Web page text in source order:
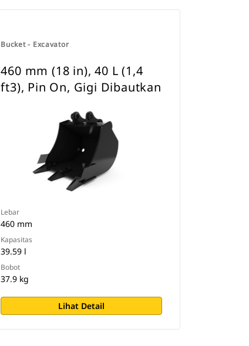
Bucket - Excavator
460 mm (18 in), 40 L (1,4
ft3), Pin On, Gigi Dibautkan
Lebar
460 mm
Kapasitas
39.59 l
Bobot
37.9 kg
Lihat Detail